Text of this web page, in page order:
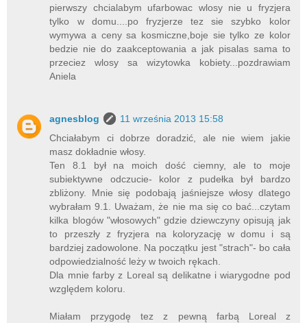
pierwszy chcialabym ufarbowac wlosy nie u fryzjera
tylko w domu....po fryzjerze tez sie szybko kolor
wymywa a ceny sa kosmiczne,boje sie tylko ze kolor
bedzie nie do zaakceptowania a jak pisalas sama to
przeciez wlosy sa wizytowka kobiety...pozdrawiam
Aniela
agnesblog
11 września 2013 15:58
Chciałabym ci dobrze doradzić, ale nie wiem jakie
masz dokładnie włosy.
Ten 8.1 był na moich dość ciemny, ale to moje
subiektywne odczucie- kolor z pudełka był bardzo
zbliżony. Mnie się podobają jaśniejsze włosy dlatego
wybrałam 9.1. Uważam, że nie ma się co bać...czytam
kilka blogów "włosowych" gdzie dziewczyny opisują jak
to przeszły z fryzjera na koloryzację w domu i są
bardziej zadowolone. Na początku jest "strach"- bo cała
odpowiedzialność leży w twoich rękach.
Dla mnie farby z Loreal są delikatne i wiarygodne pod
względem koloru.
Miałam przygodę tez z pewną farbą Loreal z